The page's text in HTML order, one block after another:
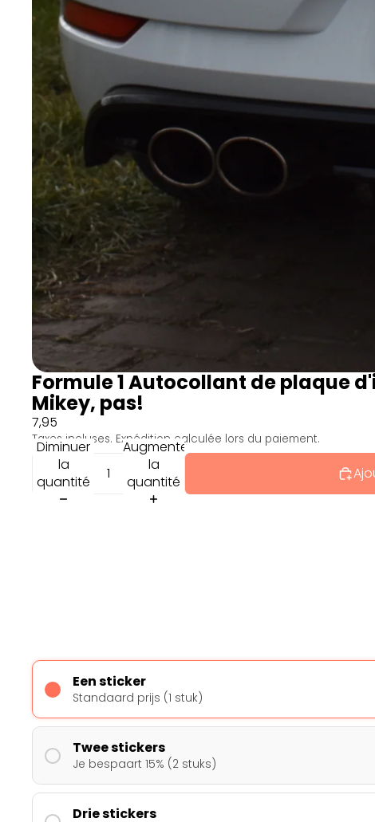
Formule 1 Autocollant de plaque
Mikey, pas!
7,95
Taxes incluses. Expédition calculée lors du paiement.
Diminuer
la
quantité
Augmenter
la
quantité
Een sticker
Standaard prijs (1 stuk)
Twee stickers
Je bespaart 15% (2 stuks)
Drie stickers